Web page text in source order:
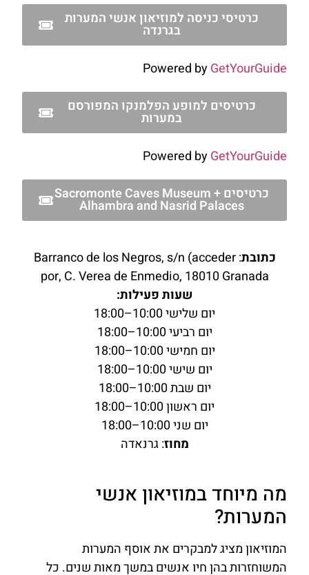
כרטיסי כניסה למוזיאון אנשי המערות
בגרנדה
Powered byGetYourGuide
כרטיסים למופע הפלמנקו המפורסם
במערות
Powered byGetYourGuide
כרטיסים Sacromonte Caves Museum +
Alhambra and Nasrid Palaces
כתובת : Barranco de los Negros, s/n (acceder
por, C. Verea de Enmedio, 18010 Granada
שעות פעילות:
יום שלישי 10:00–18:00
יום רביעי 10:00–18:00
יום חמישי 10:00–18:00
יום שישי 10:00–18:00
יום שבת 10:00–18:00
יום ראשון 10:00–18:00
יום שני 10:00–18:00
מחוז: גרנאדה
מה מיוחד במוזיאון אנשי
המערות?
המוזיאון מציג למבקרים את אוסף המערות
המשוחזרות בהן חיו אנשים במשך מאות שנים. כל